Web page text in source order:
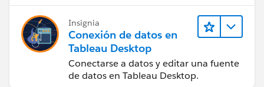
Insignia
Conexión de datos en
Tableau Desktop
Conectarse a datos y editar una fuente
de datos en Tableau Desktop.